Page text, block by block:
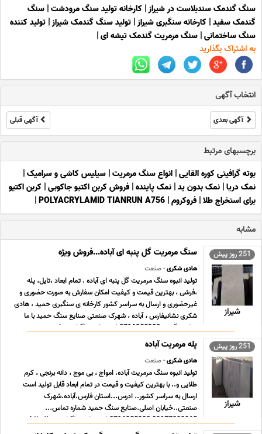
سنگ گندمک سندبلاست در شیراز| کارخانه تولید سنگ مرودشت| سنگ
گندمک سفید| کارخانه سنگبری شیراز| تولید سنگ گندمک شیراز| تولید کننده
سنگ ساختمانی| سنگ مرمریت گندمک تیشه ای|
به اشتراک بگذارید
انتخاب آگهی
آگهی بعدی آگهی قبلی
برچسبهای مرتبط
بوته گرافیتی کوره القایی| انواع سنگ مرمریت| سیلیس کاشی و سرامیک|
نمک دریا| نمک بدون ید| نمک پاینده| فروش کربن اکتیو جاکوبی| کربن اکتیو
برای استخراج طلا| فروکروم|
POLYACRYLAMID TIANRUN A756
|
مشابه
251 روز پیش
شیراز
سنگ مرمریت گل پنبه ای آباده...فروش ویژه
هادی شکری- صنعت
تولید انبوه سنگ مرمریت گل پنبه ای آباده . تمام ابعاد ،تایل، پله
،فرشی ، بهترین قیمت و کیفیت امکان سفارش به صورت حضوری و
غیرحضوری و ارسال به سراسر کشور کارخانه ی سنگبری حمید ، هادی
شکری نشانیفارس ، آباده ، شهرک صنعتی صنایع سنگ حمید با ما
تماس بگیرید 0716255922 ادرس اینستاگرام... h ... ...
251 روز پیش
شیراز
پله مرمریت آباده
هادی شکری- صنعت
تولید انبوه سنگ مرمریت آباده. امواج ، بی موج ، دانه برنجی ، کرم
طلایی و.. با بهترین کیفیت و قیمت در تمام ابعاد قابل تولید است
ارسال به سراسر کشور.. ‌ادرس...استان فارس.آباده.شهرک
صنعتی..خیابان اصلی.صنایع سنگ حمید شماره تماس...
09177092065 0716255922 ادرس اینستاگرام... http//w ... ...